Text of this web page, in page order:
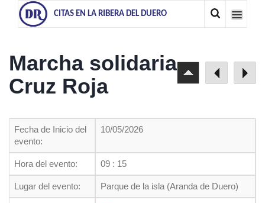
CITAS EN LA RIBERA DEL DUERO
Marcha solidaria
Cruz Roja
Fecha de Inicio del
evento:
10/05/2026
Hora del evento: 09 : 15
Lugar del evento: Parque de la isla (Aranda de Duero)